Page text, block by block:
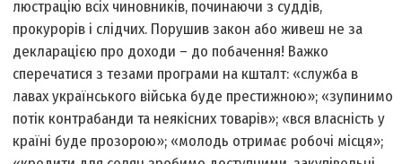
люстрацію всіх чиновників, починаючи з суддів,
прокурорів і слідчих. Порушив закон або живеш не за
декларацією про доходи – до побачення! Важко
сперечатися з тезами програми на кшталт: «служба в
лавах українського війська буде престижною»; «зупинимо
потік контрабанди та неякісних товарів»; «вся власність у
країні буде прозорою»; «молодь отримає робочі місця»;